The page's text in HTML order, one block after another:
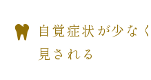
自覚症状が少な
見される